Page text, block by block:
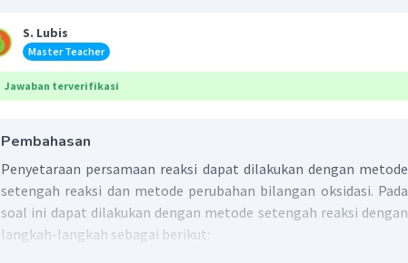
S. Lubis
Master Teacher
Jawaban terverifikasi
Pembahasan
Penyetaraan persamaan reaksi dapat dilakukan dengan metode
setengah reaksi dan metode perubahan bilangan oksidasi. Pada
soal ini dapat dilakukan dengan metode setengah reaksi dengan
langkah-langkah sebagai berikut: